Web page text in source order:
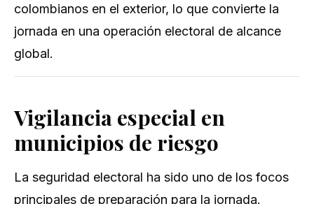
colombianos en el exterior, lo que convierte la
jornada en una operación electoral de alcance
global.
Vigilancia especial en
municipios de riesgo
La seguridad electoral ha sido uno de los focos
principales de preparación para la jornada.